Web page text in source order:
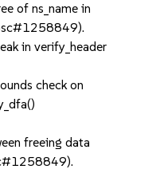
of ns_name in
in verify_header
check on
freeing data